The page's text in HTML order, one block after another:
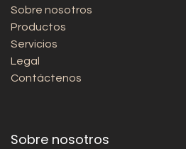
Sobre nosotros
Productos
Servicios
Legal
Contáctenos
Sobre nosotros